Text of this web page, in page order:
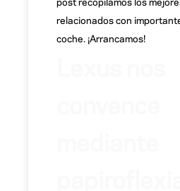
relacionados con
coche. ¡Arrancamos!